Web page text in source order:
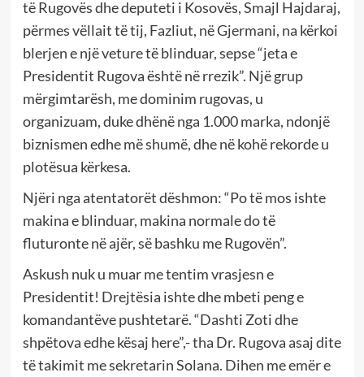
të Rugovës dhe deputeti i Kosovës, Smajl Hajdaraj,
përmes vëllait të tij, Fazliut, në Gjermani, na kërkoi
blerjen e një veture të blinduar, sepse “jeta e
Presidentit Rugova është në rrezik”. Një grup
mërgimtarësh, me dominim rugovas, u
organizuam, duke dhënë nga 1.000 marka, ndonjë
biznismen edhe më shumë, dhe në kohë rekorde u
plotësua kërkesa.
Njëri nga atentatorët dëshmon: “Po të mos ishte
makina e blinduar, makina normale do të
fluturonte në ajër, së bashku me Rugovën”.
Askush nuk u muar me tentim vrasjesn e
Presidentit! Drejtësia ishte dhe mbeti peng e
komandantëve pushtetarë. “Dashti Zoti dhe
shpëtova edhe kësaj here”,- tha Dr. Rugova asaj dite
të takimit me sekretarin Solana. Dihen me emër e